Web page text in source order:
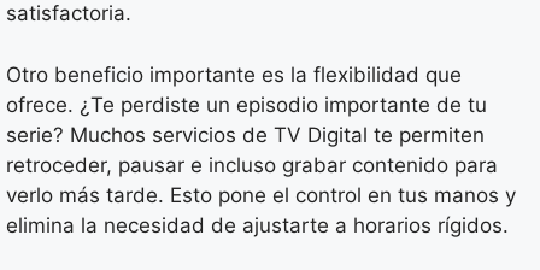
satisfactoria.
Otro beneficio importante es la flexibilidad que
ofrece. ¿Te perdiste un episodio importante de tu
serie? Muchos servicios de TV Digital te permiten
retroceder, pausar e incluso grabar contenido para
verlo más tarde. Esto pone el control en tus manos y
elimina la necesidad de ajustarte a horarios rígidos.